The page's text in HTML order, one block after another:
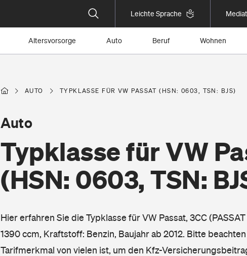
Leichte Sprache
Altersvorsorge Auto Beruf Wohnen
AUTO TYPKLASSE FÜR VW PASSAT (HSN: 0603, TSN: BJS)
Typklasse für VW
(HSN: 0603, TSN:
Auto
Hier erfahren Sie die Typklasse für VW Passat, 3CC (PASSAT
1390 ccm, Kraftstoff: Benzin, Baujahr ab 2012. Bitte
Tarifmerkmal von vielen ist, um den Kfz-